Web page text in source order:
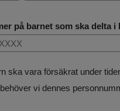
på barnet som ska delta
ska vara försäkrat under
vi dennes